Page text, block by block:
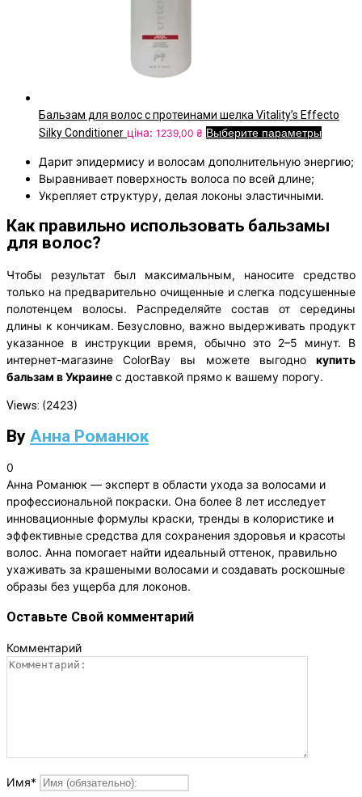
Бальзам для волос с протеинами шелка Vitality’s Effecto
Silky Conditioner ціна: 1239,00 ₴ Выберите параметры
Дарит эпидермису и волосам дополнительную энергию;
Выравнивает поверхность волоса по всей длине;
Укрепляет структуру, делая локоны эластичными.
Как правильно использовать бальзамы
для волос?
Чтобы результат был максимальным, наносите средство
только на предварительно очищенные и слегка подсушенные
полотенцем волосы. Распределяйте состав от середины
длины к кончикам. Безусловно, важно выдерживать продукт
указанное в инструкции время, обычно это 2–5 минут. В
интернет-магазине ColorBay вы можете выгодно купить
бальзам в Украине с доставкой прямо к вашему порогу.
Views: (2423)
By Анна Романюк
0
Анна Романюк — эксперт в области ухода за волосами и
профессиональной покраски. Она более 8 лет исследует
инновационные формулы краски, тренды в колористике и
эффективные средства для сохранения здоровья и красоты
волос. Анна помогает найти идеальный оттенок, правильно
ухаживать за крашеными волосами и создавать роскошные
образы без ущерба для локонов.
Оставьте Свой комментарий
Комментарий
Имя*